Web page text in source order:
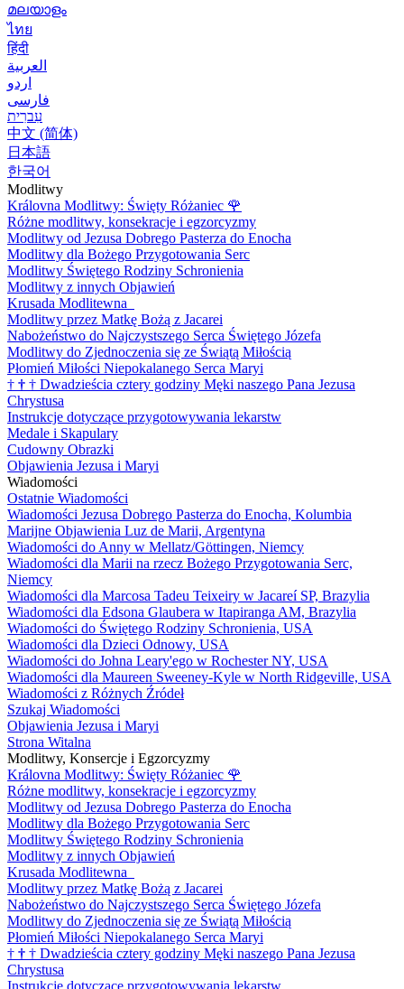
മലയാളം
ไทย
हिंदी
العربية
اردو
فارسی
עִברִית
中文 (简体)
日本語
한국어
Modlitwy
Královna Modlitwy: Święty Różaniec 🌹
Różne modlitwy, konsekracje i egzorcyzmy
Modlitwy od Jezusa Dobrego Pasterza do Enocha
Modlitwy dla Bożego Przygotowania Serc
Modlitwy Świętego Rodziny Schronienia
Modlitwy z innych Objawień
Krusada Modlitewna
Modlitwy przez Matkę Bożą z Jacarei
Nabożeństwo do Najczystszego Serca Świętego Józefa
Modlitwy do Zjednoczenia się ze Świątą Miłością
Płomień Miłości Niepokalanego Serca Maryi
† † † Dwadzieścia cztery godziny Męki naszego Pana Jezusa
Chrystusa
Instrukcje dotyczące przygotowywania lekarstw
Medale i Skapulary
Cudowny Obrazki
Objawienia Jezusa i Maryi
Wiadomości
Ostatnie Wiadomości
Wiadomości Jezusa Dobrego Pasterza do Enocha, Kolumbia
Marijne Objawienia Luz de Marii, Argentyna
Wiadomości do Anny w Mellatz/Göttingen, Niemcy
Wiadomości dla Marii na rzecz Bożego Przygotowania Serc,
Niemcy
Wiadomości dla Marcosa Tadeu Teixeiry w Jacareí SP, Brazylia
Wiadomości dla Edsona Glaubera w Itapiranga AM, Brazylia
Wiadomości do Świętego Rodziny Schronienia, USA
Wiadomości dla Dzieci Odnowy, USA
Wiadomości do Johna Leary'ego w Rochester NY, USA
Wiadomości dla Maureen Sweeney-Kyle w North Ridgeville, USA
Wiadomości z Różnych Źródeł
Szukaj Wiadomości
Objawienia Jezusa i Maryi
Strona Witalna
Modlitwy, Konsercje i Egzorcyzmy
Královna Modlitwy: Święty Różaniec 🌹
Różne modlitwy, konsekracje i egzorcyzmy
Modlitwy od Jezusa Dobrego Pasterza do Enocha
Modlitwy dla Bożego Przygotowania Serc
Modlitwy Świętego Rodziny Schronienia
Modlitwy z innych Objawień
Krusada Modlitewna
Modlitwy przez Matkę Bożą z Jacarei
Nabożeństwo do Najczystszego Serca Świętego Józefa
Modlitwy do Zjednoczenia się ze Świątą Miłością
Płomień Miłości Niepokalanego Serca Maryi
† † † Dwadzieścia cztery godziny Męki naszego Pana Jezusa
Chrystusa
Instrukcje dotyczące przygotowywania lekarstw